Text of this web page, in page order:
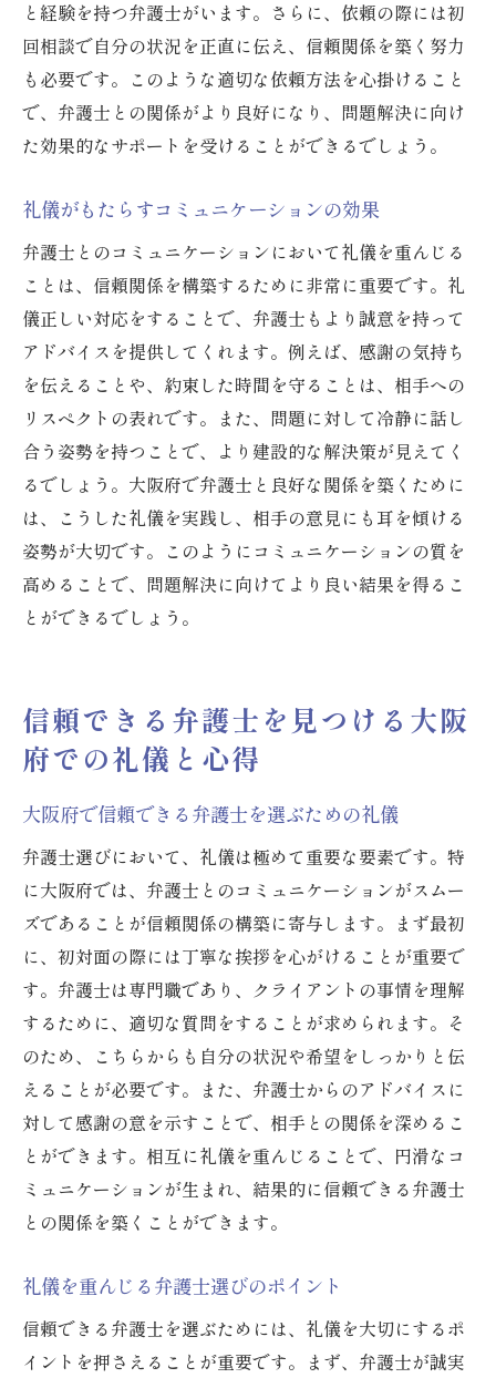
と経験を持つ弁護士がいます。さらに、依頼の際には初
回相談で自分の状況を正直に伝え、信頼関係を築く努力
も必要です。このような適切な依頼方法を心掛けること
で、弁護士との関係がより良好になり、問題解決に向け
た効果的なサポートを受けることができるでしょう。
礼儀がもたらすコミュニケーションの効果
弁護士とのコミュニケーションにおいて礼儀を重んじる
ことは、信頼関係を構築するために非常に重要です。礼
儀正しい対応をすることで、弁護士もより誠意を持って
アドバイスを提供してくれます。例えば、感謝の気持ち
を伝えることや、約束した時間を守ることは、相手への
リスペクトの表れです。また、問題に対して冷静に話し
合う姿勢を持つことで、より建設的な解決策が見えてく
るでしょう。大阪府で弁護士と良好な関係を築くために
は、こうした礼儀を実践し、相手の意見にも耳を傾ける
姿勢が大切です。このようにコミュニケーションの質を
高めることで、問題解決に向けてより良い結果を得るこ
とができるでしょう。
信頼できる弁護士を見つける大阪
府での礼儀と心得
大阪府で信頼できる弁護士を選ぶための礼儀
弁護士選びにおいて、礼儀は極めて重要な要素です。特
に大阪府では、弁護士とのコミュニケーションがスムー
ズであることが信頼関係の構築に寄与します。まず最初
に、初対面の際には丁寧な挨拶を心がけることが重要で
す。弁護士は専門職であり、クライアントの事情を理解
するために、適切な質問をすることが求められます。そ
のため、こちらからも自分の状況や希望をしっかりと伝
えることが必要です。また、弁護士からのアドバイスに
対して感謝の意を示すことで、相手との関係を深めるこ
とができます。相互に礼儀を重んじることで、円滑なコ
ミュニケーションが生まれ、結果的に信頼できる弁護士
との関係を築くことができます。
礼儀を重んじる弁護士選びのポイント
信頼できる弁護士を選ぶためには、礼儀を大切にするポ
イントを押さえることが重要です。まず、弁護士が誠実